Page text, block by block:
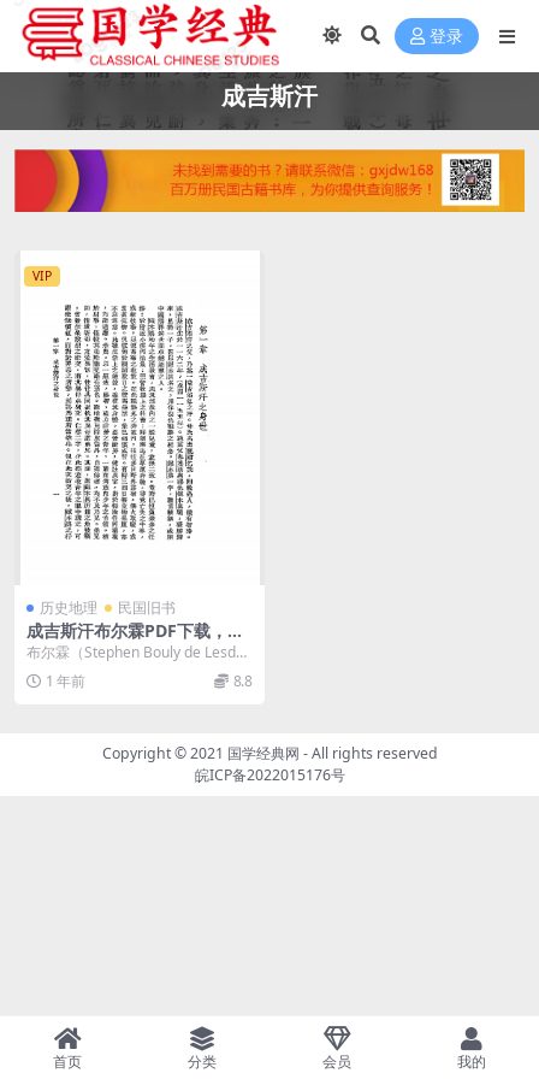
登录
成吉斯汗
VIP
历史地理 民国旧书
成吉斯汗布尔霖PDF下载，蒙
古史料，成吉思汗史料
布尔霖（Stephen Bouly de Lesdai
n）（生卒年不详），20世...
1 年前 8.8
Copyright © 2021 国学经典网 - All rights reserved
皖ICP备2022015176号
首页 分类 会员 我的